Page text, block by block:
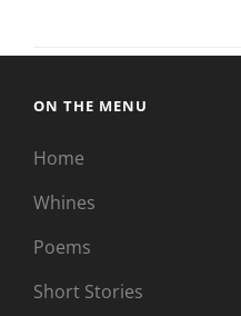
ON THE MENU
Home
Whines
Poems
Short Stories